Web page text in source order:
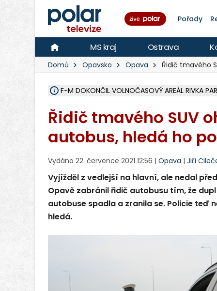
Pořady
MS kraj Ostrava
Domů Opavsko Opava Řidič tmavého
F-M DOKONČIL VOLNOČASOVÝ AREÁL RIVKA
Řidič tmavého SUV
autobus, hledá ho
Vydáno 22. července 2021 12:56 | Opava | Jiří
Vyjížděl z vedlejší na hlavní, ale nedal
Opavě zabránil řidič autobusu tím, že
autobuse spadla a zranila se. Policie teď
hledá.